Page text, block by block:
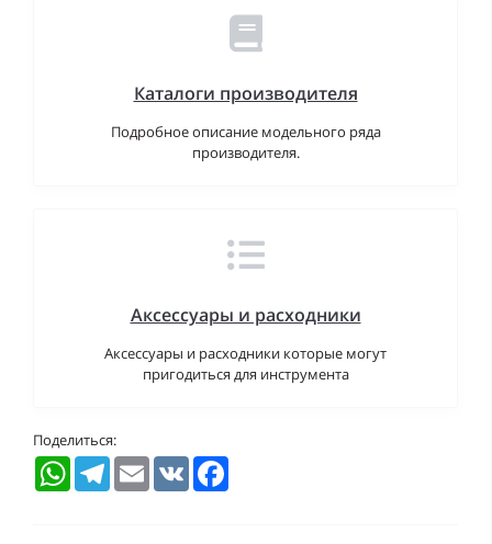
Каталоги производителя
Подробное описание модельного ряда
производителя.
Аксессуары и расходники
Аксессуары и расходники которые могут
пригодиться для инструмента
Поделиться:
WhatsAppTelegramEmail VK